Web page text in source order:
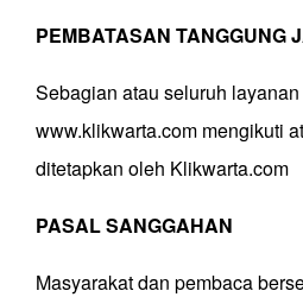
PEMBATASAN TANGGUNG
Sebagian atau seluruh
www.klikwarta.com mengikuti
ditetapkan oleh Klikwarta.com
PASAL SANGGAHAN
Masyarakat dan pembaca